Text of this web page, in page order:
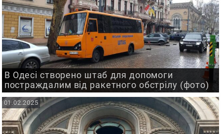
В Одесі створено штаб для допомоги
постраждалим від ракетного обстрілу (фото)
01.02.2025